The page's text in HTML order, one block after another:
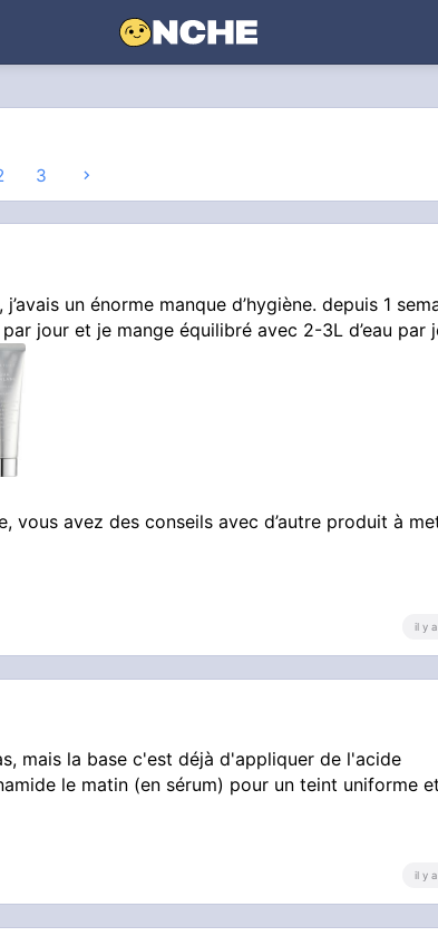
3
un énorme manque d’hygiène. depuis 1
jour et je mange équilibré avec 2-3L d’eau par
vous avez des conseils avec d’autre produit à
il y
mais la base c'est déjà d'appliquer de l'acide
le matin (en sérum) pour un teint uniforme
il y